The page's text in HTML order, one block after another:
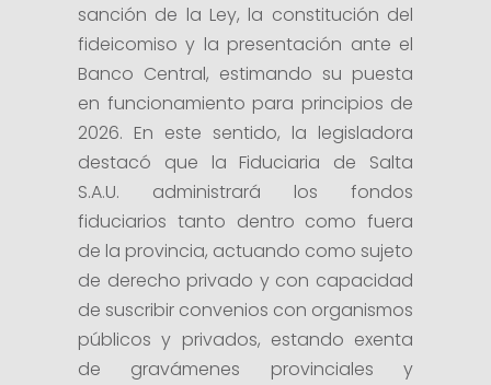
sanción de la Ley, la constitución del
fideicomiso y la presentación ante el
Banco Central, estimando su puesta
en funcionamiento para principios de
2026. En este sentido, la legisladora
destacó que la Fiduciaria de Salta
S.A.U. administrará los fondos
fiduciarios tanto dentro como fuera
de la provincia, actuando como sujeto
de derecho privado y con capacidad
de suscribir convenios con organismos
públicos y privados, estando exenta
de gravámenes provinciales y